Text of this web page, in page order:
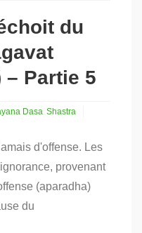
du
– Partie 5
Dasa Shastra
d'offense. Les
provenant
(aparadha)
du